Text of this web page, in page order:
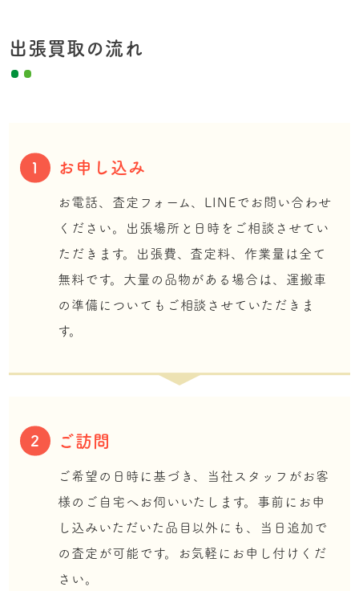
出張買取の流れ
1 お申し込み
お電話、査定フォーム、LINEでお問い合わせ
ください。出張場所と日時をご相談させてい
ただきます。出張費、査定料、作業量は全て
無料です。大量の品物がある場合は、運搬車
の準備についてもご相談させていただきま
す。
2 ご訪問
ご希望の日時に基づき、当社スタッフがお客
様のご自宅へお伺いいたします。事前にお申
し込みいただいた品目以外にも、当日追加で
の査定が可能です。お気軽にお申し付けくだ
さい。